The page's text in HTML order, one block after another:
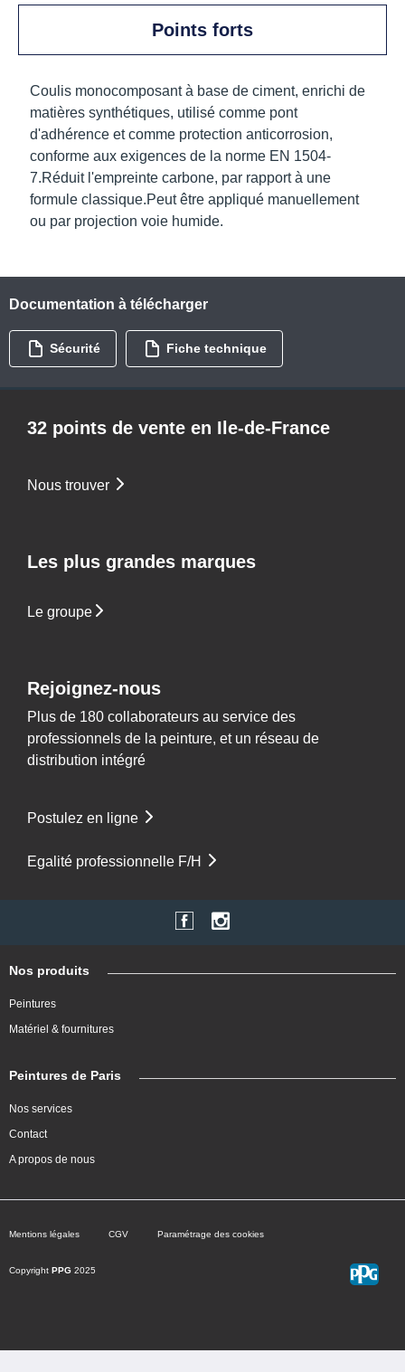
Points forts
Coulis monocomposant à base de ciment, enrichi de
matières synthétiques, utilisé comme pont
d'adhérence et comme protection anticorrosion,
conforme aux exigences de la norme EN 1504-
7.Réduit l'empreinte carbone, par rapport à une
formule classique.Peut être appliqué manuellement
ou par projection voie humide.
Documentation à télécharger
Sécurité Fiche technique
32 points de vente en Ile-de-France
Nous trouver
Les plus grandes marques
Le groupe
Rejoignez-nous
Plus de 180 collaborateurs au service des
professionnels de la peinture, et un réseau de
distribution intégré
Postulez en ligne
Egalité professionnelle F/H
Nos produits
Peintures
Matériel & fournitures
Peintures de Paris
Nos services
Contact
A propos de nous
Mentions légales CGV Paramétrage des cookies
Copyright PPG 2025